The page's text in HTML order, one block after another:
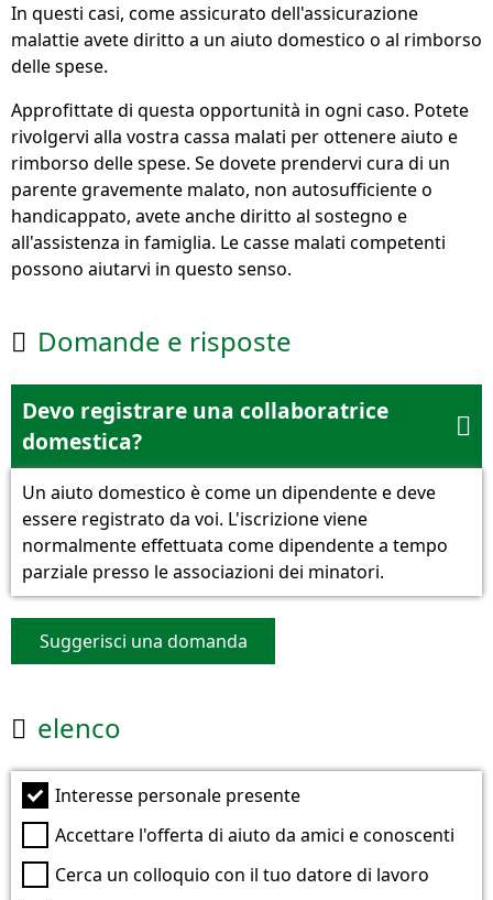
In questi casi, come assicurato dell'assicurazione
malattie avete diritto a un aiuto domestico o al rimborso
delle spese.
Approfittate di questa opportunità in ogni caso. Potete
rivolgervi alla vostra cassa malati per ottenere aiuto e
rimborso delle spese. Se dovete prendervi cura di un
parente gravemente malato, non autosufficiente o
handicappato, avete anche diritto al sostegno e
all'assistenza in famiglia. Le casse malati competenti
possono aiutarvi in questo senso.
 Domande e risposte
Devo registrare una collaboratrice
domestica?

Un aiuto domestico è come un dipendente e deve
essere registrato da voi. L'iscrizione viene
normalmente effettuata come dipendente a tempo
parziale presso le associazioni dei minatori.
Suggerisci una domanda
 elenco
Interesse personale presente
Accettare l'offerta di aiuto da amici e conoscenti
Cerca un colloquio con il tuo datore di lavoro